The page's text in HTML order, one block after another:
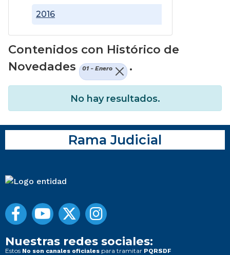
2016
Contenidos con Histórico de
Novedades
01 - Enero .
No hay resultados.
Rama Judicial
Nuestras redes sociales:
Estos No son canales oficiales para tramitar PQRSDF